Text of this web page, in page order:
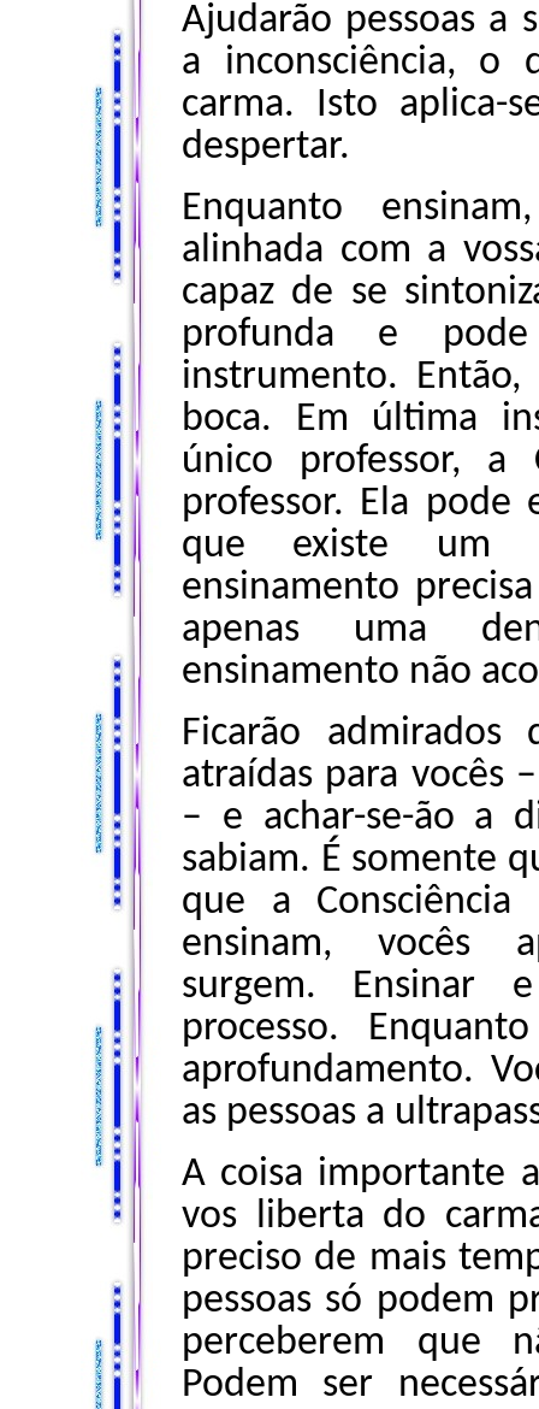
Ajudarão pessoas a
a inconsciência, o
carma. Isto aplica-
despertar.
Enquanto
alinhada com a
capaz de se
profunda e
instrumento. Então,
boca. Em última
único professor, a
professor. Ela pode
que existe um
ensinamento
apenas uma
ensinamento não
Ficarão admirados
atraídas para vocês
– e achar-se-ão a
sabiam. É somente
que a
ensinam, vocês
surgem. Ensinar
processo.
aprofundamento.
as pessoas a
A coisa importante
vos liberta do
preciso de mais
pessoas só podem
perceberem que
Podem ser